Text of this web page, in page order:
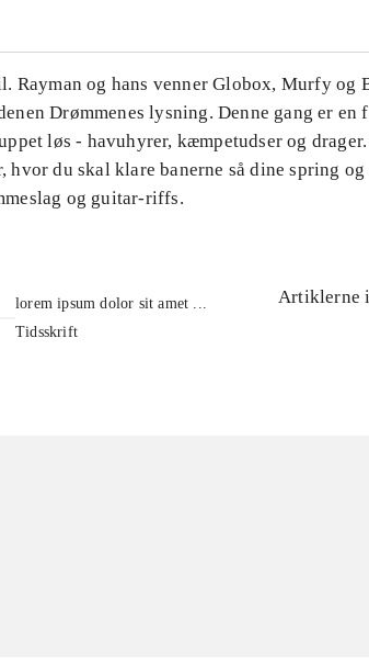
Rayman og hans venner Globox, Murfy og
Drømmenes lysning. Denne gang er en
løs - havuhyrer, kæmpetudser og
hvor du skal klare banerne så dine spring
og guitar-riffs.
lorem ipsum dolor sit amet ...
Tidsskrift
Artiklerne i